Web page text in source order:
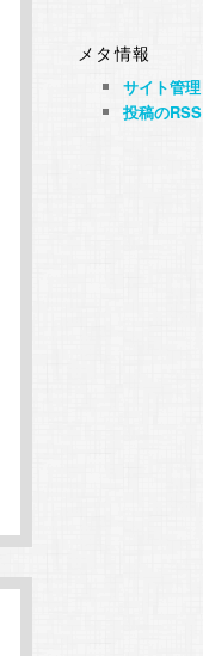
メタ情報
サイト管理
投稿のRSS